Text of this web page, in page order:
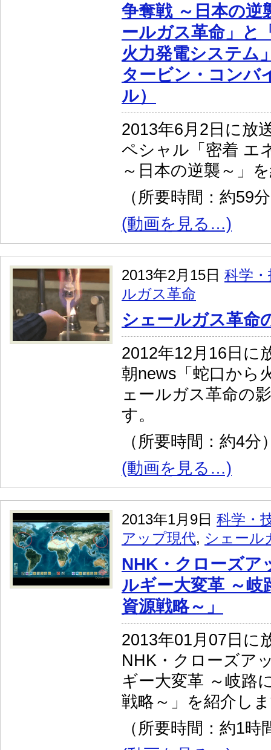
争奪戦 ～日本の逆
ールガス革命」と
火力発電システム
タービン・コンバ
ル）
2013年6月2日に放
ペシャル「密着 エ
～日本の逆襲～」
（所要時間：約59
(動画を見る…)
2013年2月15日 科学
ルガス革命
シェールガス革命
2012年12月16日に
朝news「蛇口から
ェールガス革命の
す。
（所要時間：約4分
(動画を見る…)
2013年1月9日 科学・
アップ現代, シェール
NHK・クローズア
ルギー大変革 ～岐
資源戦略～」
2013年01月07日に
NHK・クローズア
ギー大変革 ～岐路
戦略～」を紹介し
（所要時間：約1時